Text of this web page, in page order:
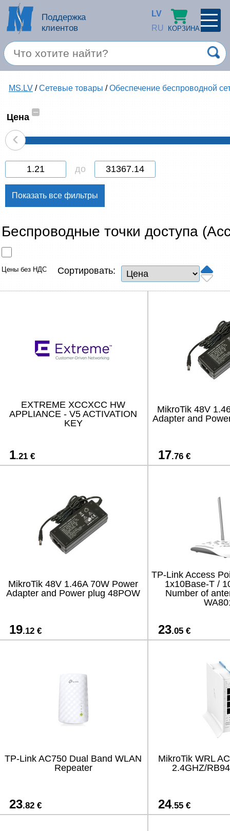
Поддержка
клиентов
LV
RU
КОРЗИНА
×
Запомнить
Спец. предложение
Услуги
Продукция apple
Компьютерная техника
Компьютерные аксессуары
Сетевые товары
ТВ, Фото и электроника
Renewd техника, Outlet
MS.LV /Сетевые товары /Обеспечение беспроводной
Цена
–
‹
до
Беспроводные точки доступа
Цены без НДС Сортировать:
EXTREME XCCXCC HW
APPLIANCE - V5 ACTIVATION
KEY
1.21 €
MikroTik 48V
Adapter and
17.76 €
MikroTik 48V 1.46A 70W Power
Adapter and Power plug 48POW
19.12 €
TP-Link Access
1x10Base-T /
Number of
23.05 €
TP-Link AC750 Dual Band WLAN
Repeater
23.82 €
MikroTik WRL
2.4GHZ/
24.55 €